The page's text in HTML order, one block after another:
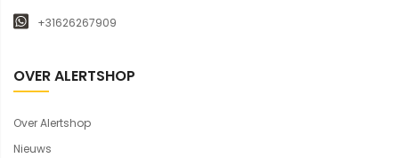
+31626267909
OVER ALERTSHOP
Over Alertshop
Nieuws